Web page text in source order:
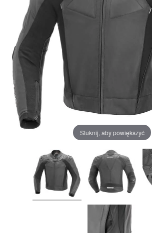
Stuknij, aby powiększyć